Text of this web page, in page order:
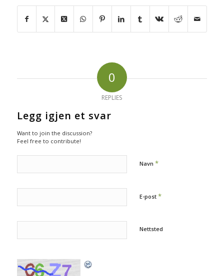
0
REPLIES
Legg igjen et svar
Want to join the discussion?
Feel free to contribute!
Navn *
E-post *
Nettsted